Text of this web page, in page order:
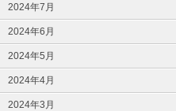
2024年7月
2024年6月
2024年5月
2024年4月
2024年3月